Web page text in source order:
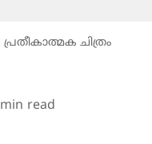
പ്രതീകാത്മക ചിത്രം
min read